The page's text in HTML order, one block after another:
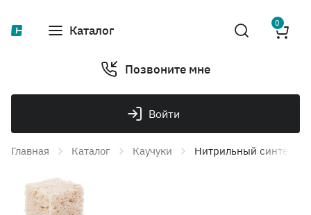
Каталог 0
Позвоните мне
Войти
Главная Каталог Каучуки Нитрильный